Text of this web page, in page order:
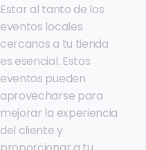
Estar al tanto de los
eventos locales
cercanos a tu tienda
es esencial. Estos
eventos pueden
aprovecharse para
mejorar la experiencia
del cliente y